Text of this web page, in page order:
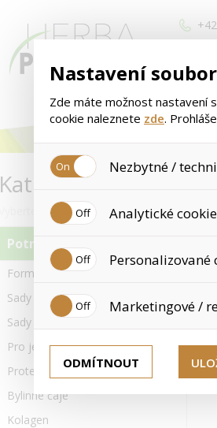
Kategorie
Vyberte si kategorii zboží
Potravinové doplňky
Formula 1 a jiné Výživné koktejly
Sady s Formula 1 koktejly 550g
Sady s Formula 1 koktejly 780g
Pro ještě více Proteinu-Bílkovin
Proteinové doplňky
Bylinné čaje
Kolagen
Nastavení
Zde máte možnost nastavení
cookie naleznete zde.
Nezbytné /
Používají se mimo jiné k
tyto cookies není zapotřebí Váš
Analytické
již nejedná o osobní údaje,
navštívené odkazy, prohlížené
Personalizované
zkušenosti. Díky nim můžeme
doporučením produktů či jiným
Marketingové /
ODMÍTNOUT